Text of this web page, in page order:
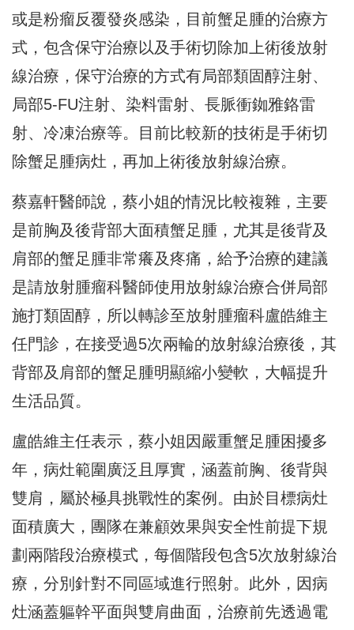
或是粉瘤反覆發炎感染， 目前蟹足腫的治療方
式， 包含保守治療以及手術切除加上術後放射
線治療， 保守治療的方式有局部類固醇注射、
局部5-FU注射、染料雷射、 長脈衝銣雅鉻雷
射、冷凍治療等。
目前比較新的技術是手術切
除蟹足腫病灶，再加上術後放射線治療。
蔡嘉軒醫師說，蔡小姐的情況比較複雜， 主要
是前胸及後背部大面積蟹足腫， 尤其是後背及
肩部的蟹足腫非常癢及疼痛， 給予治療的建議
是請放射腫瘤科醫師使用放射線治療合併局部
施打類固醇，所以轉診至放射腫瘤科盧皓維主
任門診， 在接受過5次兩輪的放射線治療後， 其
背部及肩部的蟹足腫明顯縮小變軟，大幅提升
生活品質。
盧皓維主任表示，蔡小姐因嚴重蟹足腫困擾多
年， 病灶範圍廣泛且厚實，涵蓋前胸、後背與
雙肩， 屬於極具挑戰性的案例。由於目標病灶
面積廣大， 團隊在兼顧效果與安全性前提下規
劃兩階段治療模式， 每個階段包含5次放射線治
療，分別針對不同區域進行照射。此外， 因病
灶涵蓋軀幹平面與雙肩曲面， 治療前先透過電